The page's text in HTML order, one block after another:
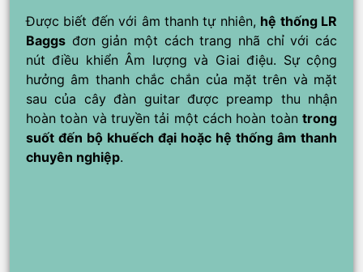
Được biết đến với âm thanh tự nhiên, hệ thống LR
Baggs đơn giản một cách trang nhã chỉ với các
nút điều khiển Âm lượng và Giai điệu. Sự cộng
hưởng âm thanh chắc chắn của mặt trên và mặt
sau của cây đàn guitar được preamp thu nhận
hoàn toàn và truyền tải một cách hoàn toàn trong
suốt đến bộ khuếch đại hoặc hệ thống âm thanh
chuyên nghiệp.